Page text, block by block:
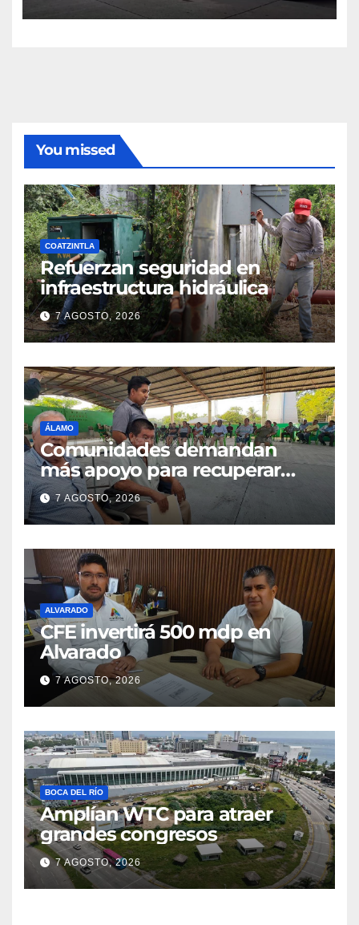
You missed
COATZINTLA
Refuerzan seguridad en
infraestructura hidráulica
7 AGOSTO, 2026
ÁLAMO
Comunidades demandan
más apoyo para recuperar
parcelas
7 AGOSTO, 2026
ALVARADO
CFE invertirá 500 mdp en
Alvarado
7 AGOSTO, 2026
BOCA DEL RÍO
Amplían WTC para atraer
grandes congresos
7 AGOSTO, 2026